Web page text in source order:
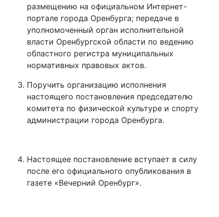
размещению на официальном Интернет-
портале города Оренбурга; передаче в
уполномоченный орган исполнительной
власти Оренбургской области по ведению
областного регистра муниципальных
нормативных правовых актов.
Поручить организацию исполнения
настоящего постановления председателю
комитета по физической культуре и спорту
администрации города Оренбурга.
Настоящее постановление вступает в силу
после его официального опубликования в
газете «Вечерний Оренбург».